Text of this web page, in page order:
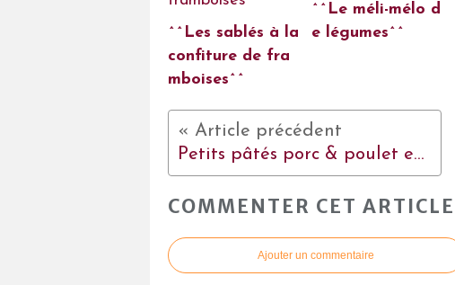
^^Les sablés à la
confiture de fra
mboises^^
^^Le méli-mélo d
e légumes^^
Petits pâtés porc & poulet extras !
COMMENTER CET ARTICLE
Ajouter un commentaire